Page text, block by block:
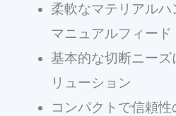
柔軟なマテリアル
マニュアルフィード
基本的な切断ニー
リューション
コンパクトで信頼